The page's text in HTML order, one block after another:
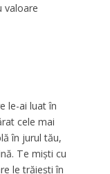
valoare
le-ai luat în
cele mai
în jurul tău,
Te miști cu
le trăiești în